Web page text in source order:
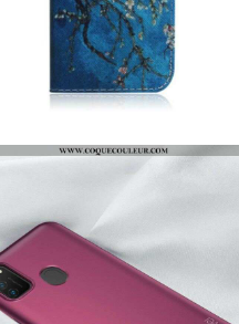
HOUSSE SAMSUNG GALAXY M21 BRANCHE D'ARBRE FLEURI